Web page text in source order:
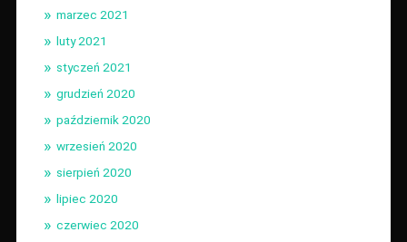
marzec 2021
luty 2021
styczeń 2021
grudzień 2020
październik 2020
wrzesień 2020
sierpień 2020
lipiec 2020
czerwiec 2020